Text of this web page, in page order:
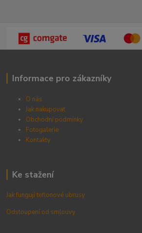
Informace pro zákazníky
O nás
Jak nakupovat
Obchodní podmínky
Fotogalerie
Kontakty
Ke stažení
Jak fungují teflonové ubrusy
Odstoupení od smlouvy